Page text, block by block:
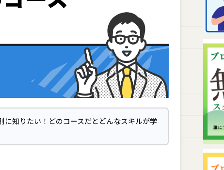
知りたい！どのコースだとどんなスキルが学